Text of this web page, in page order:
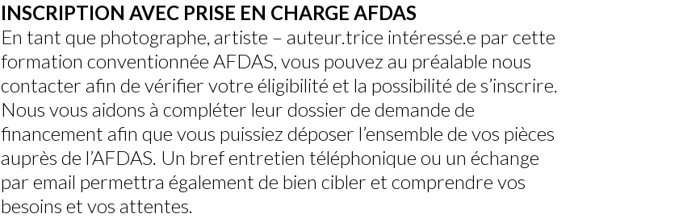
INSCRIPTION AVEC PRISE EN CHARGE AFDAS
En tant que photographe, artiste – auteur.trice intéressé.e par cette
formation conventionnée AFDAS, vous pouvez au préalable nous
contacter afin de vérifier votre éligibilité et la possibilité de s’inscrire.
Nous vous aidons à compléter leur dossier de demande de
financement afin que vous puissiez déposer l’ensemble de vos pièces
auprès de l’AFDAS. Un bref entretien téléphonique ou un échange
par email permettra également de bien cibler et comprendre vos
besoins et vos attentes.